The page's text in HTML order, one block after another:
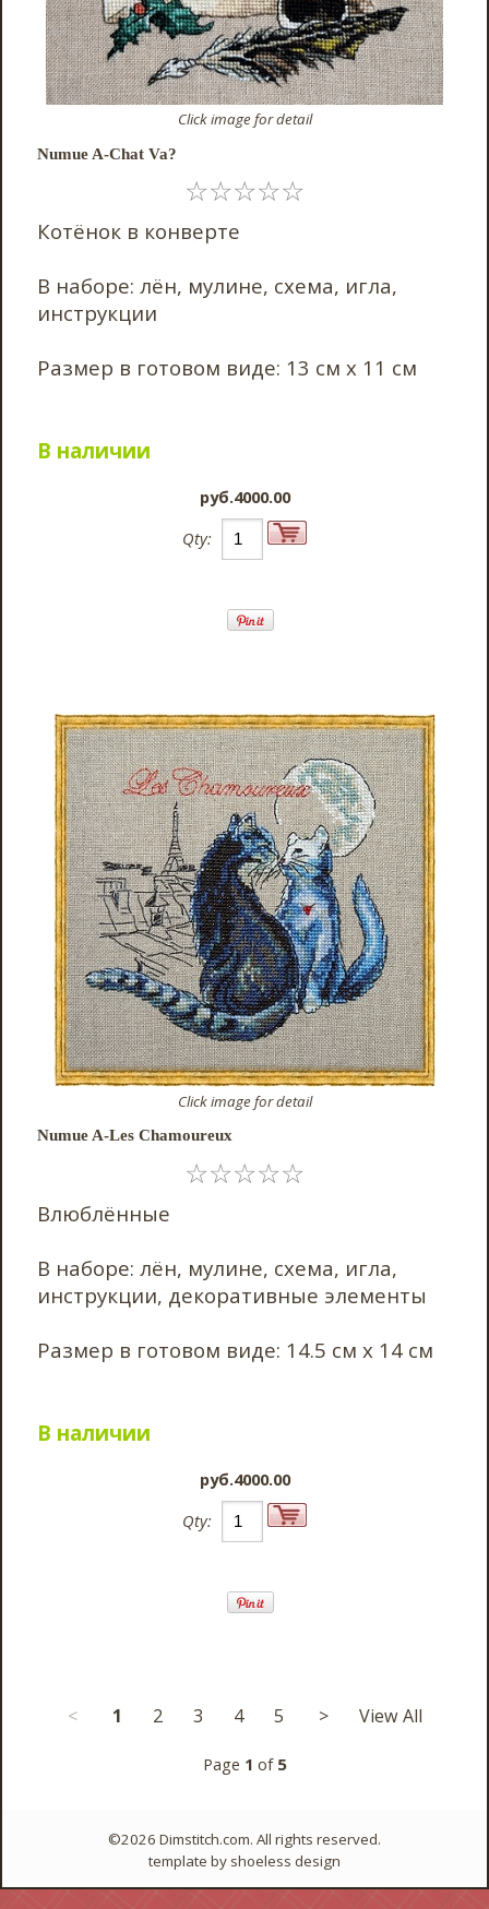
Click image for detail
Numue A-Chat Va?
☆☆☆☆☆
Котёнок в конверте
В наборе: лён, мулине, схема, игла,
инструкции
Размер в готовом виде: 13 см х 11 см
В наличии
pyб.4000.00
Qty:
Click image for detail
Numue A-Les Chamoureux
☆☆☆☆☆
Влюблённые
В наборе: лён, мулине, схема, игла,
инструкции, декоративные элементы
Размер в готовом виде: 14.5 см х 14 см
В наличии
pyб.4000.00
Qty:
< 1 2 3 4 5 > View All
Page 1 of 5
©2026 Dimstitch.com. All rights reserved.
template by shoeless design